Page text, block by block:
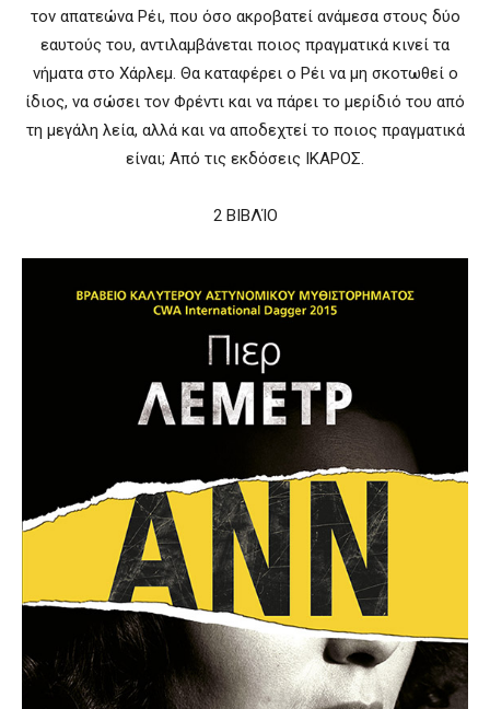
τον απατεώνα Ρέι, που όσο ακροβατεί ανάμεσα στους δύο
εαυτούς του, αντιλαμβάνεται ποιος πραγματικά κινεί τα
νήματα στο Χάρλεμ. Θα καταφέρει ο Ρέι να μη σκοτωθεί ο
ίδιος, να σώσει τον Φρέντι και να πάρει το μερίδιό του από
τη μεγάλη λεία, αλλά και να αποδεχτεί το ποιος πραγματικά
είναι; Aπό τις εκδόσεις ΙΚΑΡΟΣ.
2 ΒΙΒΛΊΟ